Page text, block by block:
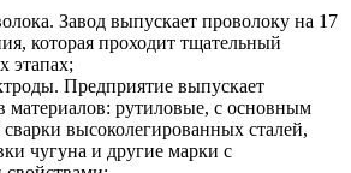
Завод выпускает проволоку на 17
которая проходит тщательный
этапах;
Предприятие выпускает
материалов: рутиловые, с основным
высоколегированных сталей,
чугуна и другие марки с